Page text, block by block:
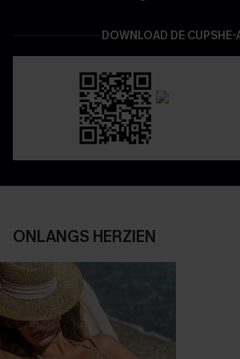
DOWNLOAD DE CUPSHE-
ONLANGS HERZIEN